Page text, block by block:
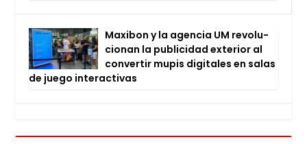
Maxi­bon y la agen­cia UM revo­lu­
cio­nan la publi­ci­dad exte­rior al
con­ver­tir mupis digi­ta­les en salas
de jue­go inter­ac­ti­vas